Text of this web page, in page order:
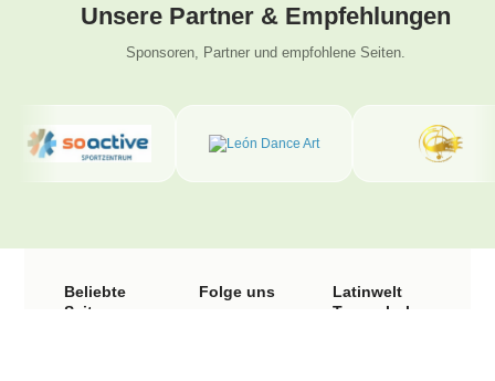
Unsere Partner & Empfehlungen
Sponsoren, Partner und empfohlene Seiten.
Beliebte
Seiten
Folge uns
Latinwelt
Tanzschule